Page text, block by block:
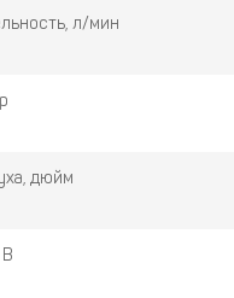
ремни.
вентилятор.
осушитель.
предварительной и
л/мин
дюйм